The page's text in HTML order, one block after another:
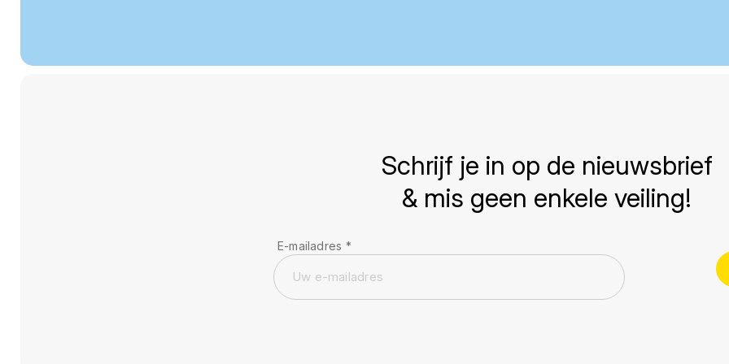
Schrijf je in op de nieuwsbrief
& mis geen enkele veiling!
E-mailadres *